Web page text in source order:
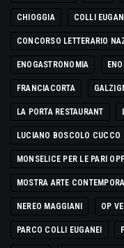
CHIOGGIA COLLI
CONCORSO LETTERARIO
ENOGASTRONOMIA
FRANCIACORTA
LA PORTA RESTAURANT
LUCIANO BOSCOLO CUCCO
MONSELICE PER LE PARI
MOSTRA ARTE
NEREO MAGGIANI OP
PARCO COLLI EUGANEI